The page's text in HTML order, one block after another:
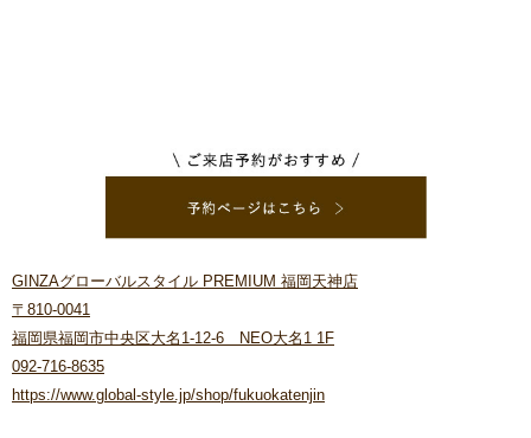
GINZAグローバルスタイル PREMIUM 福岡天神店
〒810-0041
福岡県福岡市中央区大名1-12-6 NEO大名1 1F
092-716-8635
https://www.global-style.jp/shop/fukuokatenjin